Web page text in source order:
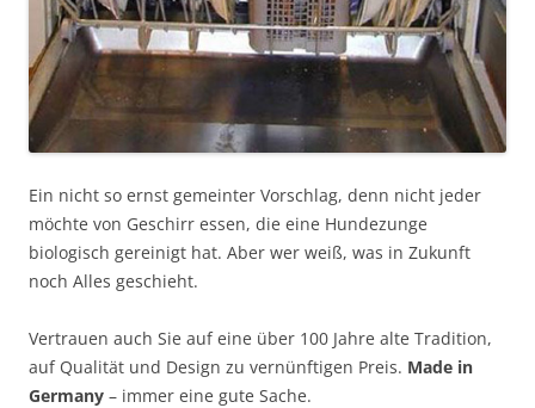
Ein nicht so ernst gemeinter Vorschlag, denn nicht jeder
möchte von Geschirr essen, die eine Hundezunge
biologisch gereinigt hat. Aber wer weiß, was in Zukunft
noch Alles geschieht.
Vertrauen auch Sie auf eine über 100 Jahre alte Tradition,
auf Qualität und Design zu vernünftigen Preis. Made in
Germany – immer eine gute Sache.